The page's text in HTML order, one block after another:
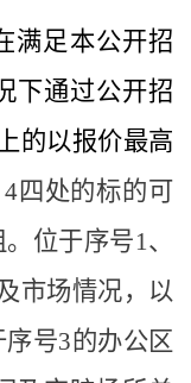
满足本公开招
下通过公开招
的以报价最高
四处的标的可
位于序号1、
市场情况，以
序号3的办公区